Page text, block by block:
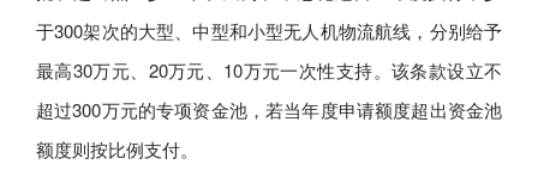
于300架次的大型、中型和小型无人机物流航线，分别给予
最高30万元、20万元、10万元一次性支持。该条款设立不
超过300万元的专项资金池，若当年度申请额度超出资金池
额度则按比例支付。